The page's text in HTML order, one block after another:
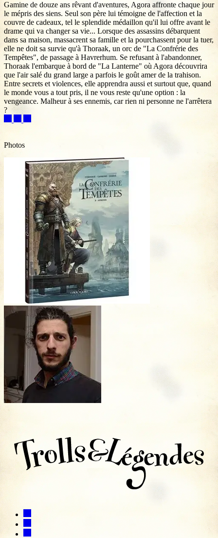
Gamine de douze ans rêvant d'aventures, Agora affronte chaque jour
le mépris des siens. Seul son père lui témoigne de l'affection et la
couvre de cadeaux, tel le splendide médaillon qu'il lui offre avant le
drame qui va changer sa vie... Lorsque des assassins débarquent
dans sa maison, massacrent sa famille et la pourchassent pour la tuer,
elle ne doit sa survie qu'à Thoraak, un orc de "La Confrérie des
Tempêtes", de passage à Havrerhum. Se refusant à l'abandonner,
Thoraak l'embarque à bord de "La Lanterne" où Agora découvrira
que l'air salé du grand large a parfois le goût amer de la trahison.
Entre secrets et violences, elle apprendra aussi et surtout que, quand
le monde vous a tout pris, il ne vous reste qu'une option : la
vengeance. Malheur à ses ennemis, car rien ni personne ne l'arrêtera
?
Photos